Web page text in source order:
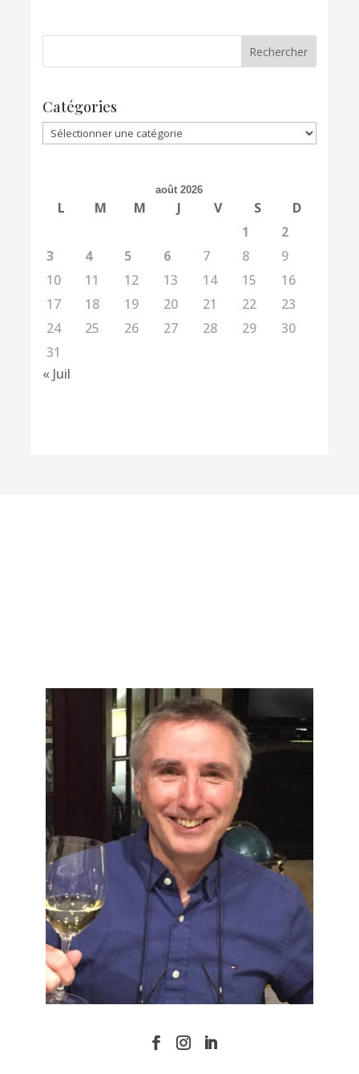
Catégories
Catégories
août 2026
L M M J V S
D
1
2
3
4 5 6 7 8
9
10
11 12 13 14 15
16
17
18 19 20 21 22
23
24
25 26 27 28 29
30
31
« Juil